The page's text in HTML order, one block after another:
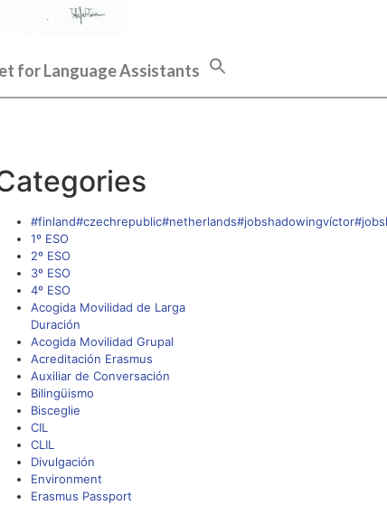
for Language Assistants
1º ESO
2º ESO
3º ESO
4º ESO
Acogida Movilidad de Larga
Duración
Acogida Movilidad Grupal
Acreditación Erasmus
Auxiliar de Conversación
Bilingüismo
Bisceglie
CIL
CLIL
Divulgación
Environment
Erasmus Passport